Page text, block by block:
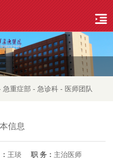
急重症部 - 急诊科 - 医师团队
信息
王琰 职 务： 主治医师